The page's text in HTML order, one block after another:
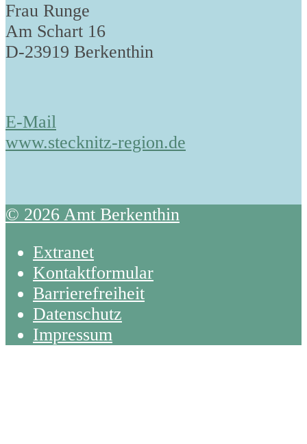
Frau Runge
Am Schart 16
D-23919 Berkenthin
E-Mail
www.stecknitz-region.de
© 2026 Amt Berkenthin
Extranet
Kontaktformular
Barrierefreiheit
Datenschutz
Impressum